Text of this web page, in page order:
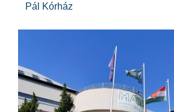
Pál Kórház